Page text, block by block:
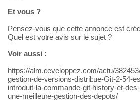
Et vous ?
Pensez-vous que cette annonce est
Quel est votre avis sur le sujet ?
Voir aussi :
https://alm.developpez.com/actu/
gestion-de-versions-distribue-Git-2-54-
introduit-la-commande-git-history-et-
une-meilleure-gestion-des-depots/